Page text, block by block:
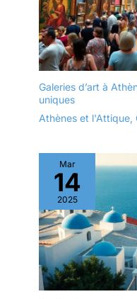
Galeries d’art à
uniques
Athènes et l'Attique,
Mar
14
2025